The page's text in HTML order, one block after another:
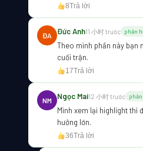
8Trả lời
ĐA Đức Anh11 小时 trước phản
Theo mình phần này bạn
cuối trận.
17Trả lời
NM Ngọc Mai12 小时 trước
Mình xem lại highlight thì
hưởng lớn.
36Trả lời